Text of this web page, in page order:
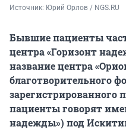
Источник: Юрий Орлов / NGS.RU
Бывшие пациенты
центра «Горизонт
название центра
благотворительного
зарегистрированного
пациенты говорят
надежды») под